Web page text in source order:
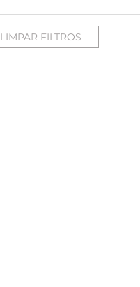
LIMPAR FILTROS